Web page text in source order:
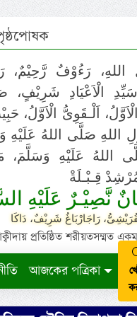
اللهِ، رَءُوْفٌ رَّحِيْمٌ،
الْاَعْيَادِ شَرِيْفٍ،
اَلْـقَوِىُّ الْاَوَّلُ،
اللهِ صَلَّى اللهُ عَلَيْهِ
اللهُ عَلَيْهِ وَسَلَّمَ،
قِـبْـلَةْ
عَلَيْهِ
رَاجَارْبَاغُ شَرِيْفٌ، دَاكَا
প্রতিষ্ঠিত শরীয়তসম্মত
আজকের পত্রিকা